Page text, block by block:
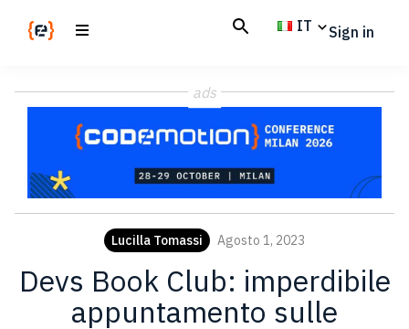
Magazine
code
IT Sign in
ads
Lucilla Tomassi Agosto 1, 2023
Devs Book Club: imperdibile
appuntamento sulle